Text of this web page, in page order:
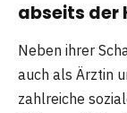
abseits der
Neben ihrer
auch als Ärztin
zahlreiche